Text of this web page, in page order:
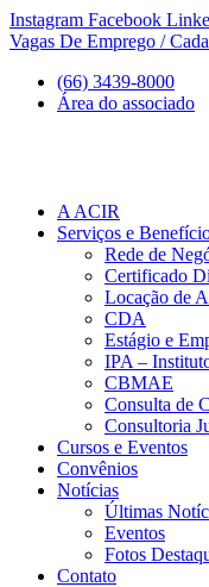
Ir
para
conteúdo
Instagram Facebook
Vagas De Emprego /
(66) 3439-8000
Área do associado
A ACIR
Serviços e
Rede de
Certificado
Locação de
CDA
Estágio e
IPA –
CBMAE
Consulta de
Consultoria
Cursos e Eventos
Convênios
Notícias
Últimas
Eventos
Fotos
Contato